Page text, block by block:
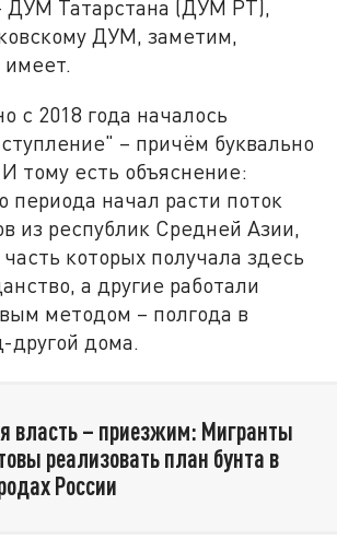
ДУМ Татарстана (ДУМ РТ),
ДУМ, заметим,
с 2018 года началось
– причём буквально
тому есть объяснение:
периода начал расти поток
из республик Средней Азии,
которых получала здесь
а другие работали
методом – полгода в
дома.
власть – приезжим: Мигранты
реализовать план бунта в
России